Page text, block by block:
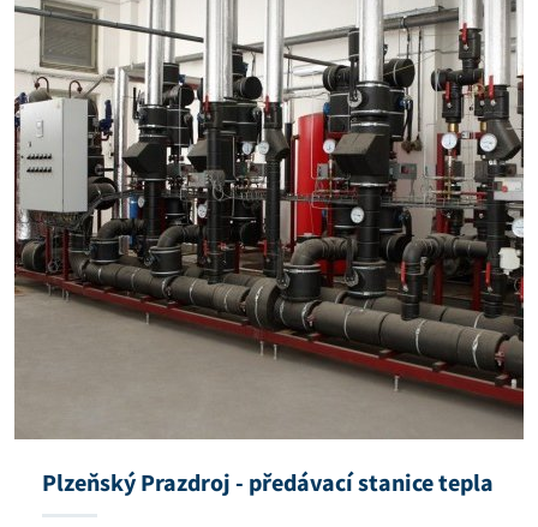
Plzeňský Prazdroj - předávací stanice tepla